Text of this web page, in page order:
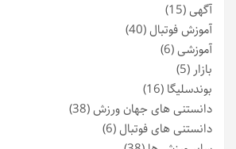
آگهی(15)
آموزش فوتبال(40)
آموزشی(6)
بازار (5)
بوندسلیگا (16)
دانستنی های جهان ورزش(38)
دانستنی های فوتبال(6)